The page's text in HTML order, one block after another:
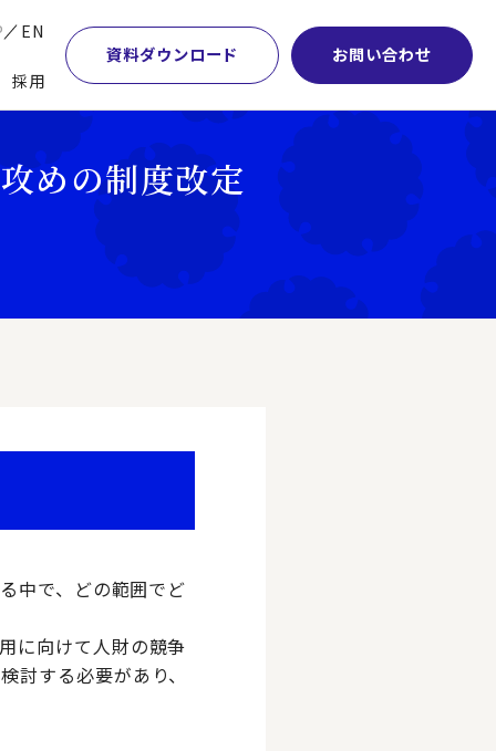
EN
採用
資料ダウンロード お問い合わせ
本社・間接業務改革
サプライチェーンマネジメント
物流改革
ヒューマンリソースマネジメント
ビジネスプロセスアウトソーシング
・マーケティング
・開発・生産・調達
集】会計システム刷新
集】FP＆Aへの旅
学術顧問紹介
DE&I推進の取り組み
グループ会社
グローバルネットワーク
パートナーシップ
めの制度改定
中で、どの範囲でど
に向けて人財の競争
討する必要があり、